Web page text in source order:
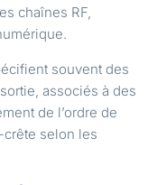
chaînes RF,
souvent des
associés à des
de l’ordre de
selon les